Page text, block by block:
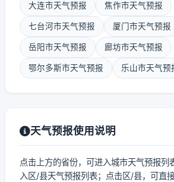
大连市天气预报 焦作市天气预报
七台河市天气预报 厦门市天气预报
岳阳市天气预报 廊坊市天气预报
鄂尔多斯市天气预报 乐山市天气预
天气预报使用说明
点击上方的省份，可进入城市天气预报列
入区/县天气预报列表；点击区/县，可直